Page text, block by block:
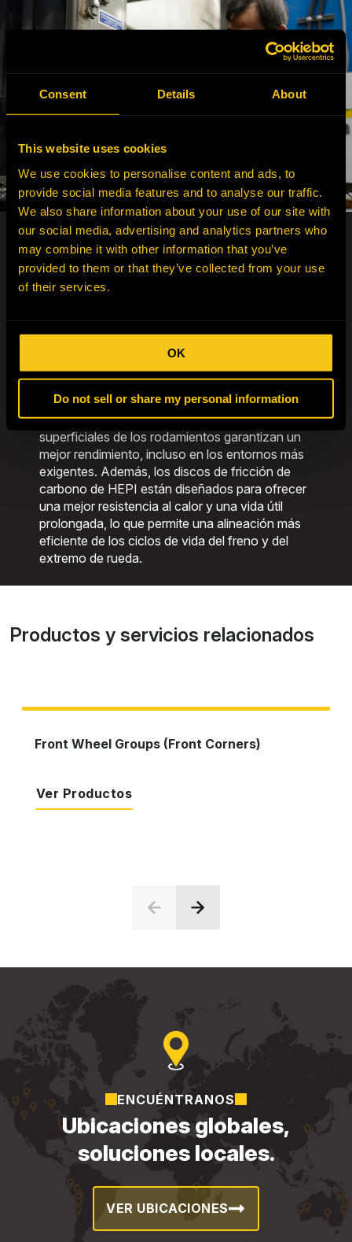
Consent Details About
This website uses cookies
We use cookies to personalise content and ads, to
provide social media features and to analyse our traffic.
We also share information about your use of our site with
our social media, advertising and analytics partners who
may combine it with other information that you’ve
provided to them or that they’ve collected from your use
of their services.
OK
Do not sell or share my personal information
Más información sobre
rodamientos y discos de
¡PROFUNDICE!
Los rodamientos de rueda HEPI están
diseñados para maximizar la vida a fatiga, con
acero limpio de primera calidad, coronado que
distribuye la carga de forma uniforme y
superacabados que mejoran la lubricación. Los
rodillos texturizados y los tratamientos
superficiales de los rodamientos garantizan un
mejor rendimiento, incluso en los entornos más
exigentes. Además, los discos de fricción de
carbono de HEPI están diseñados para ofrecer
una mejor resistencia al calor y una vida útil
prolongada, lo que permite una alineación más
eficiente de los ciclos de vida del freno y del
extremo de rueda.
Productos y servicios relacionados
Front Wheel Groups (Front Corners)
Ver Productos
Ubicaciones globales,
soluciones locales.
ENCUÉNTRANOS
VER UBICACIONES